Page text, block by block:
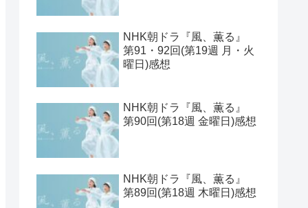
NHK朝ドラ『風、薫る』
第91・92回(第19週 月・火
曜日)感想
NHK朝ドラ『風、薫る』
第90回(第18週 金曜日)感想
NHK朝ドラ『風、薫る』
第89回(第18週 木曜日)感想